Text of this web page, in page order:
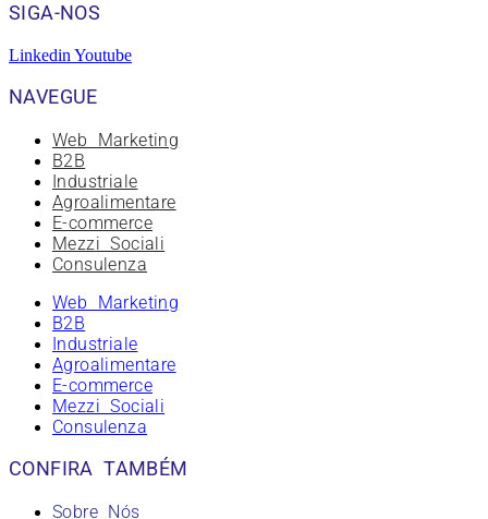
SIGA-NOS
Linkedin Youtube
NAVEGUE
Web Marketing
B2B
Industriale
Agroalimentare
E-commerce
Mezzi Sociali
Consulenza
Web Marketing
B2B
Industriale
Agroalimentare
E-commerce
Mezzi Sociali
Consulenza
CONFIRA TAMBÉM
Sobre Nós